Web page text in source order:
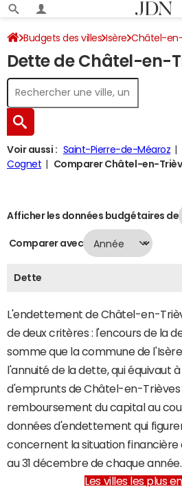
Budgets des villes Isère Châtel-
Dette au 31/12/2024
Dette de Châtel-en-
Voir aussi : Saint-Pierre-de-Méaroz
Cognet
Comparer Châtel-en-
Afficher les données budgétaires de
Comparer avec
Dette
L'endettement de Châtel-en-
de deux critères : l'encours de la
somme que la commune de
l'annuité de la dette, qui équivaut
d'emprunts de Châtel-en-
remboursement du capital au
données d'endettement qui
concernent la situation
au 31 décembre de chaque année.
Les villes les plus